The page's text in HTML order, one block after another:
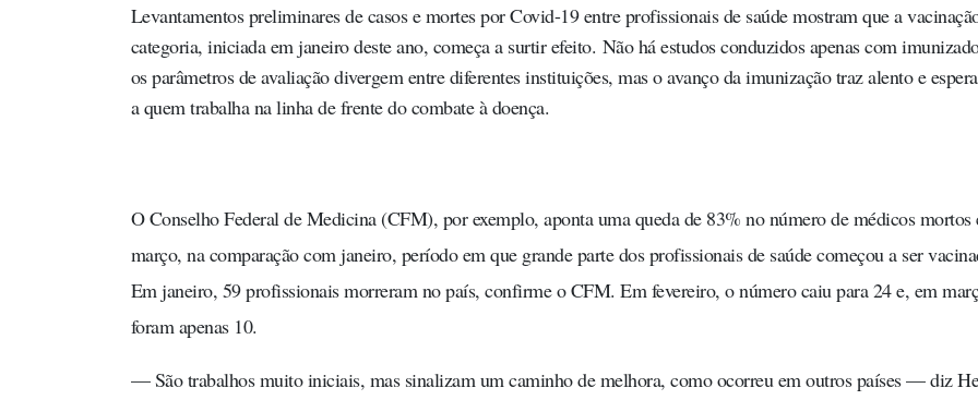
Levantamentos preliminares de casos e mortes por Covid-19 entre profissionais de saúde mostram que a
categoria, iniciada em janeiro deste ano, começa a surtir efeito. Não há estudos conduzidos apenas com
os parâmetros de avaliação divergem entre diferentes instituições, mas o avanço da imunização traz alento e
a quem trabalha na linha de frente do combate à doença.
O Conselho Federal de Medicina (CFM), por exemplo, aponta uma queda de 83% no número de médicos mortos
março, na comparação com janeiro, período em que grande parte dos profissionais de saúde começou a ser
Em janeiro, 59 profissionais morreram no país, confirme o CFM. Em fevereiro, o número caiu para 24 e, em
foram apenas 10.
— São trabalhos muito iniciais, mas sinalizam um caminho de melhora, como ocorreu em outros países — diz